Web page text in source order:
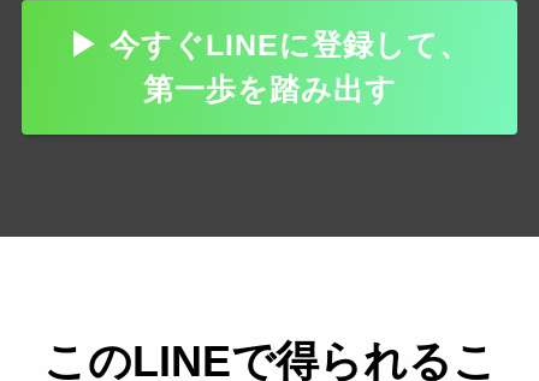
▶ 今すぐLINEに登録して、
第一歩を踏み出す
このLINEで得られるこ